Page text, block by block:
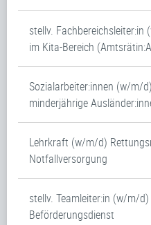
stellv.
im Kita-Bereich
Sozialarbeiter:innen (w/m/
minderjährige
Lehrkraft (w/m/d)
Notfallversorgung
stellv. Teamleiter:in (w/m/
Beförderungsdienst